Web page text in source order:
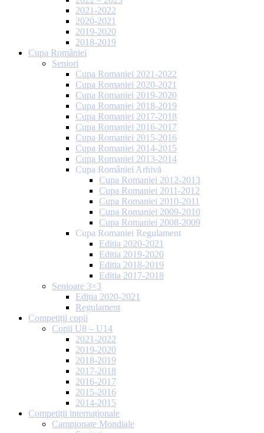
2021-2022
2020-2021
2019-2020
2018-2019
Cupa României
Seniori
Cupa Romaniei 2021-2022
Cupa Romaniei 2020-2021
Cupa Romaniei 2019-2020
Cupa Romaniei 2018-2019
Cupa Romaniei 2017-2018
Cupa Romaniei 2016-2017
Cupa Romaniei 2015-2016
Cupa Romaniei 2014-2015
Cupa Romaniei 2013-2014
Cupa României Arhivă
Cupa Romaniei 2012-2013
Cupa Romaniei 2011-2012
Cupa Romaniei 2010-2011
Cupa Romaniei 2009-2010
Cupa Romaniei 2008-2009
Cupa Romaniei Regulament
Editia 2020-2021
Editia 2019-2020
Editia 2018-2019
Editia 2017-2018
Senioare 3×3
Ediția 2020-2021
Regulament
Competiții copii
Copii U8 – U14
2021-2022
2019-2020
2018-2019
2017-2018
2016-2017
2015-2016
2014-2015
Competiții internaționale
Campionate Mondiale